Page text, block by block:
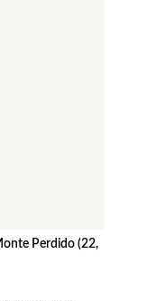
Perdido (22,